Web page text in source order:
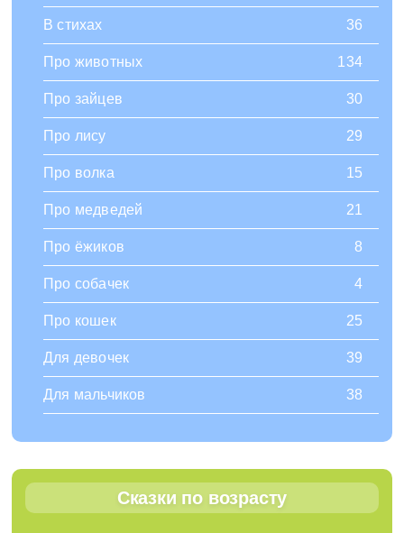
В стихах 36
Про животных 134
Про зайцев 30
Про лису 29
Про волка 15
Про медведей 21
Про ёжиков 8
Про собачек 4
Про кошек 25
Для девочек 39
Для мальчиков 38
Сказки по возрасту